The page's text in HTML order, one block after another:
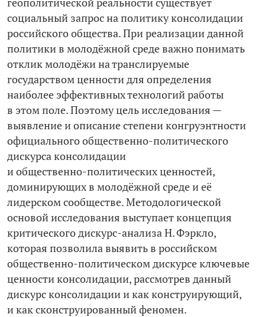
социальный запрос на политику консолидации
российского общества. При реализации данной
политики в молодёжной среде важно понимать
отклик молодёжи на транслируемые
государством ценности для определения
наиболее эффективных технологий работы
в этом поле. Поэтому цель исследования —
выявление и описание степени конгруэнтности
официального общественно-­политического
дискурса консолидации
и общественно-­политических ценностей,
доминирующих в молодёжной среде и её
лидерском сообществе. Методологической
основой исследования выступает концепция
критического дискурс-­анализа Н. Фэркло,
которая позволила выявить в российском
общественно-­политическом дискурсе ключевые
ценности консолидации, рассмотрев данный
дискурс консолидации и как конструирующий,
и как сконструированный феномен.